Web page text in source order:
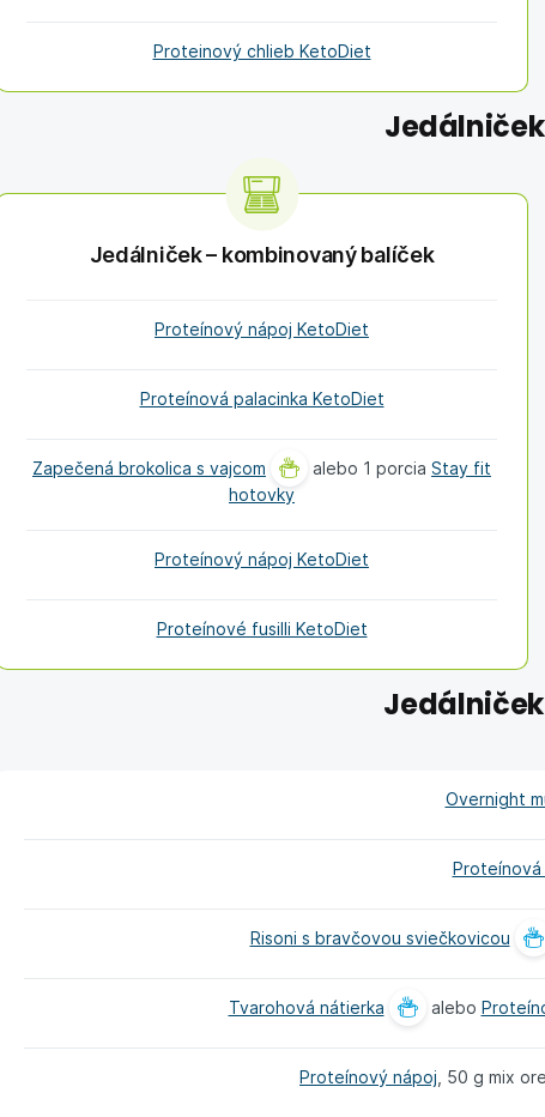
Proteinový chlieb KetoDiet
Jedálniček – kombinovaný balíček
Proteínový nápoj KetoDiet
Proteínová palacinka KetoDiet
Zapečená brokolica s vajcom alebo 1 porcia Stay fit
hotovky
Proteínový nápoj KetoDiet
Proteínové fusilli KetoDiet
Overnight
Risoni s bravčovou sviečkovicou
Tvarohová nátierka alebo
Proteínový nápoj, 50 g mix